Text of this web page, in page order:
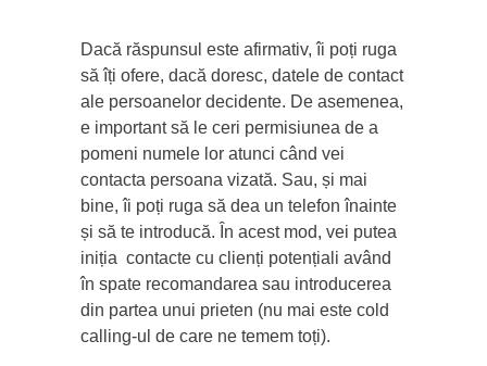
Dacă răspunsul este afirmativ, îi poți ruga
să îți ofere, dacă doresc, datele de contact
ale persoanelor decidente. De asemenea,
e important să le ceri permisiunea de a
pomeni numele lor atunci când vei
contacta persoana vizată. Sau, și mai
bine, îi poți ruga să dea un telefon înainte
și să te introducă. În acest mod, vei putea
iniția contacte cu clienți potențiali având
în spate recomandarea sau introducerea
din partea unui prieten (nu mai este cold
calling-ul de care ne temem toți).